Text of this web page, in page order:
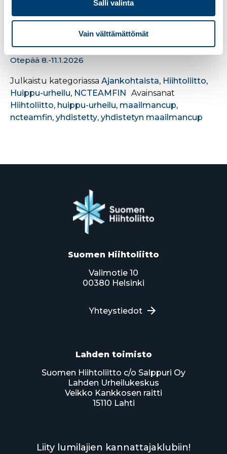
Salli valinta
Vain välttämättömät
parempaa muilta kilpailuilta, summasi Herola.
Urheilijoiden äänikommentitSoundCloudissa
Otepää 8.-11.1.2026
Julkaistu kategoriassa Ajankohtaista, Hiihtoliitto,
Huippu-urheilu, NCTEAMFIN Avainsanat
Hiihtoliitto, huippu-urheilu, maailmancup,
ncteamfin, yhdistetty, yhdistetyn maailmancup
Suomen Hiihtoliitto
Valimotie 10
00380 Helsinki
Yhteystiedot
Lahden toimisto
Suomen Hiihtoliitto c/o Salppuri Oy
Lahden Urheilukeskus
Veikko Kankkosen raitti
15110 Lahti
Liity lumilajien kannattajaklubiin!